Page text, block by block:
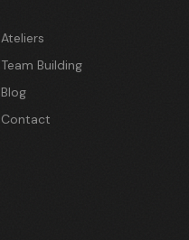
Ateliers
Team Building
Blog
Contact